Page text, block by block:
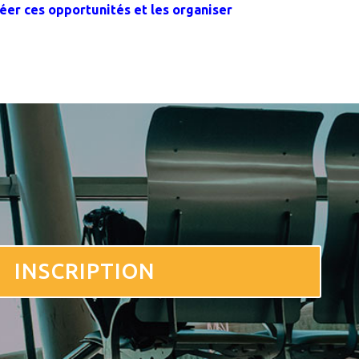
ces opportunités et les organiser
INSCRIPTION